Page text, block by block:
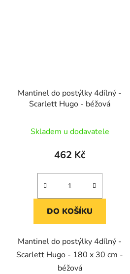
Mantinel do postýlky 4dílný -
Scarlett Hugo - béžová
Skladem u dodavatele
462 Kč
DO KOŠÍKU
Mantinel do postýlky 4dílný -
Scarlett Hugo - 180 x 30 cm -
béžová